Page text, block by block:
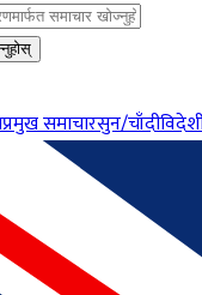
प्रमुख समाचारसुन/चाँदी